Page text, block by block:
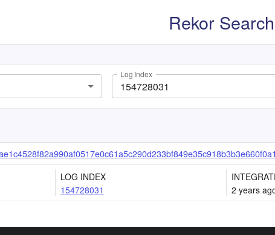
Rekor Search
Log Index
LOG INDEX
154728031
2 years